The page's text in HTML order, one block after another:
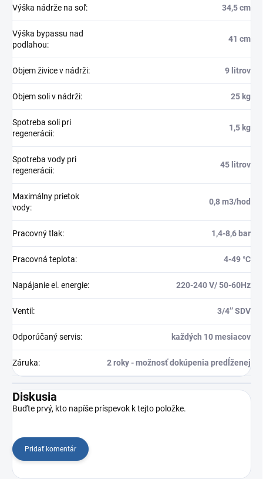
Výška nádrže na soľ: 34,5 cm
Výška bypassu nad
podlahou:
41 cm
Objem živice v nádrži: 9 litrov
Objem soli v nádrži: 25 kg
Spotreba soli pri
regenerácii:
1,5 kg
Spotreba vody pri
regenerácii:
45 litrov
Maximálny prietok
vody:
0,8 m3/hod
Pracovný tlak: 1,4-8,6 bar
Pracovná teplota: 4-49 °C
Napájanie el. energie: 220-240 V/ 50-60Hz
Ventil : 3/4’’ SDV
Odporúčaný servis: každých 10 mesiacov
Záruka: 2 roky - možnosť dokúpenia predĺženej
Diskusia
Buďte prvý, kto napíše príspevok k tejto položke.
Pridať komentár